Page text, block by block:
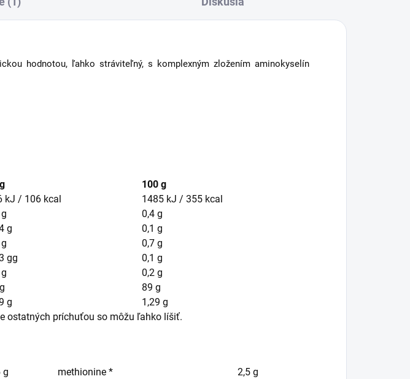
hodnotou, ľahko stráviteľný, s komplexným zložením aminokyselín
100 g
kJ / 106 kcal
1485 kJ / 355 kcal
0,4 g
g
0,1 g
0,7 g
gg
0,1 g
0,2 g
89 g
g
1,29 g
ostatných príchuťou so môžu ľahko líšiť.
g methionine *
2,5 g